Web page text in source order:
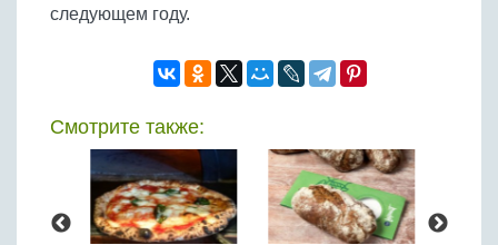
следующем году.
Смотрите также: